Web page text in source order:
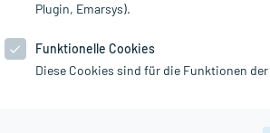
Plugin, Emarsys).
Funktionelle Cookies
Diese Cookies sind für die Funktionen